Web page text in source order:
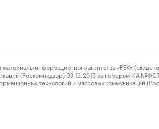
информационного агентства «РБК»
(Роскомнадзор) 09.12.2015 за номером ИА
технологий и массовых коммуникаций